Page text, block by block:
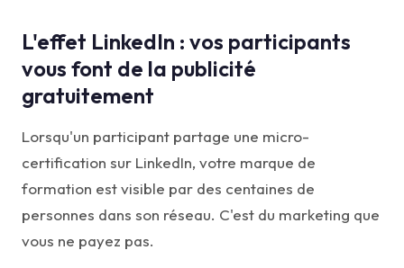
L'effet LinkedIn : vos participants
vous font de la publicité
gratuitement
Lorsqu'un participant partage une micro-
certification sur LinkedIn, votre marque de
formation est visible par des centaines de
personnes dans son réseau. C'est du marketing que
vous ne payez pas.